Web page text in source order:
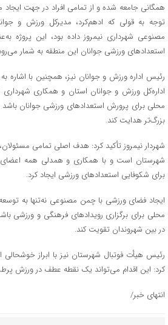
همگانی جامعه شده و از تمامی افراد در جهت
توجه به قولی که ادهم‌کرد، مدیرکل ورزش و
مصنوعی شهرداری نیمروز داده بود، این پروژه
استعدادهای ورزشی جوانان این منطقه به شمار
رئیس اداره ورزش و جوانان نیز، همچنین با اشاره
اداره‌کل ورزش و جوانان استان و همکاری شهرداری
محلی برای پرورش استعدادهای ورزشی جوانان
بزرگ‌تر هدایت کند.
شهردار نیمروز تأکید کرد: هدف اصلی تمامی
شهرستان است و با همکاری و همدلی همه
برای شکوفایی استعدادهای ورزشی ایجاد کرد.
ایجاد فضای ورزشی با چمن مصنوعی نه‌تنها به
محلی برای برگزاری رویدادهای فرهنگی و ورزشی
در بین شهروندان تقویت کند.
رئیس هیأت فوتبال شهرستان نیز با ابراز
کرد: این اقدام می‌تواند یک نقطه عطف در ورزش
انتهای خبر/